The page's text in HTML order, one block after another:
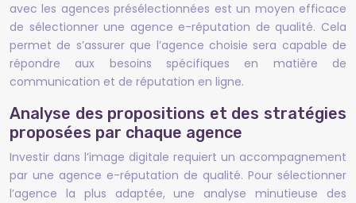
avec les agences présélectionnées est un moyen efficace
de sélectionner une agence e-réputation de qualité. Cela
permet de s’assurer que l’agence choisie sera capable de
répondre aux besoins spécifiques en matière de
communication et de réputation en ligne.
Analyse des propositions et des stratégies
proposées par chaque agence
Investir dans l’image digitale requiert un accompagnement
par une agence e-réputation de qualité. Pour sélectionner
l’agence la plus adaptée, une analyse minutieuse des